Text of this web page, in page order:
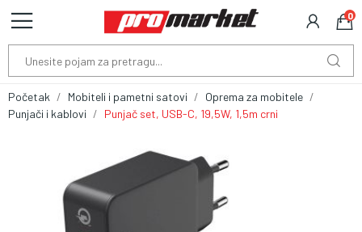
0
Početak Mobiteli i pametni satovi
Oprema za mobitele
Punjači i kablovi
Punjač set, USB-C, 19,5W, 1,5m crni